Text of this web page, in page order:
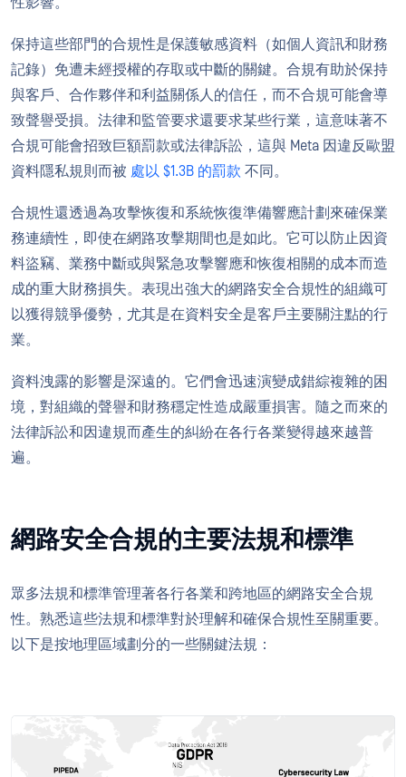
保持這些部門的合規性是保護敏感資料（如個人資訊和財務
記錄）免遭未經授權的存取或中斷的關鍵。合規有助於保持
與客戶、合作夥伴和利益關係人的信任，而不合規可能會導
致聲譽受損。法律和監管要求還要求某些行業，這意味著不
合規可能會招致巨額罰款或法律訴訟，這與 Meta 因違反歐盟
資料隱私規則而被 處以 $1.3B 的罰款 不同。
合規性還透過為攻擊恢復和系統恢復準備響應計劃來確保業
務連續性，即使在網路攻擊期間也是如此。它可以防止因資
料盜竊、業務中斷或與緊急攻擊響應和恢復相關的成本而造
成的重大財務損失。表現出強大的網路安全合規性的組織可
以獲得競爭優勢，尤其是在資料安全是客戶主要關注點的行
業。
資料洩露的影響是深遠的。它們會迅速演變成錯綜複雜的困
境，對組織的聲譽和財務穩定性造成嚴重損害。隨之而來的
法律訴訟和因違規而產生的糾紛在各行各業變得越來越普
遍。
網路安全合規的主要法規和標準
眾多法規和標準管理著各行各業和跨地區的網路安全合規
性。熟悉這些法規和標準對於理解和確保合規性至關重要。
以下是按地理區域劃分的一些關鍵法規：